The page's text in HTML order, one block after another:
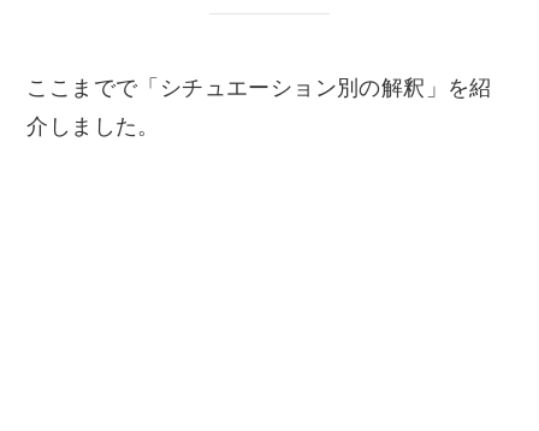
ここまでで「シチュエーション別の解釈」を紹
介しました。